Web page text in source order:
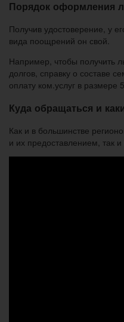
Порядок оформления
Получив удостоверение, у
вида поощрений он свой.
Например, чтобы получить
долгов, справку о составе
оплату ком.услуг в размере
Куда обращаться и
Как и в большинстве
и их предоставлением, так